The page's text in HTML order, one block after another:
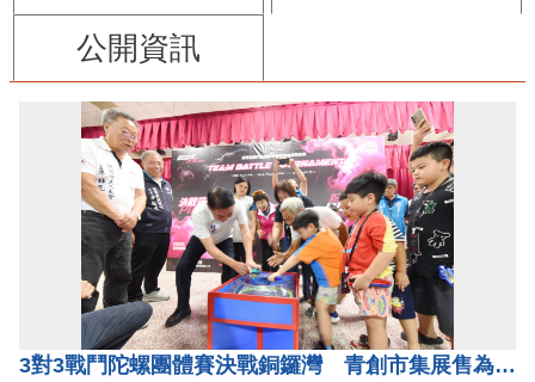
公開資訊
3對3戰鬥陀螺團體賽決戰銅鑼灣 青創市集展售為父親節增添繽紛